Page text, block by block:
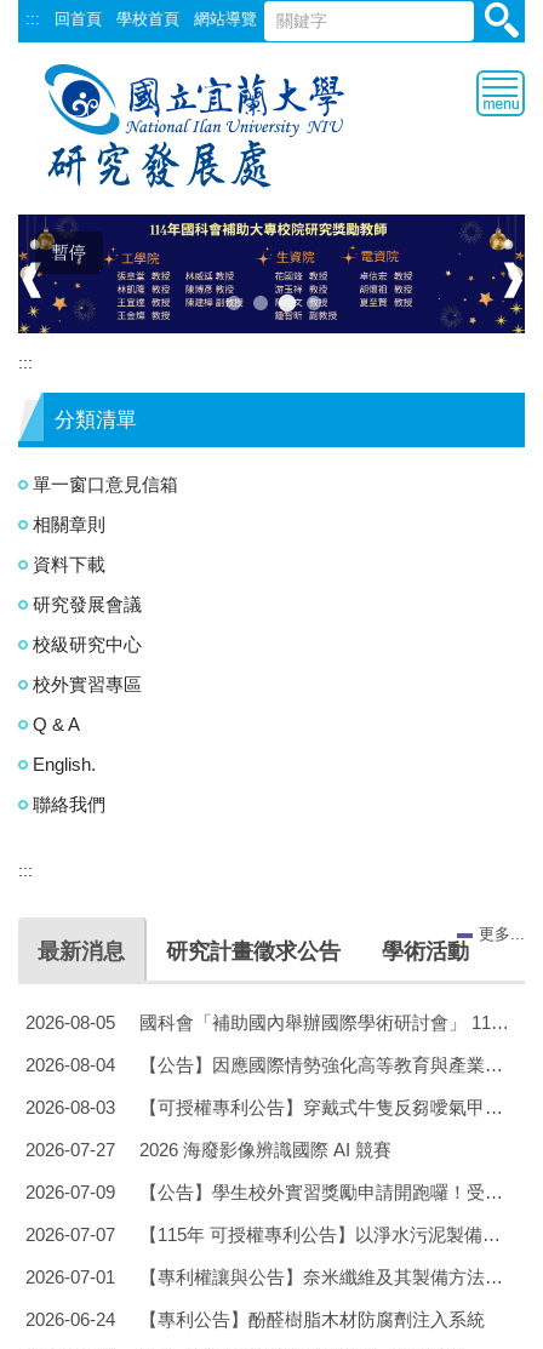
跳
到
::: 回首頁 學校首頁 網站導覽
暫停
❰ ❱
:::
分類清單
單一窗口意見信箱
相關章則
資料下載
研究發展會議
校級研究中心
校外實習專區
Q & A
English.
聯絡我們
:::
最新消息 研究計畫徵求公告 學術活動
2026-08-05 國科會「補助國內舉辦國際學術研討會」 115年第二期申請案，自115年9月1日至9月30日開放線上申請
2026-08-04 【公告】因應國際情勢強化高等教育與產業合作共培人才計畫作業要點
2026-08-03 【可授權專利公告】穿戴式牛隻反芻噯氣甲烷檢測裝置
2026-07-27 2026 海廢影像辨識國際 AI 競賽
2026-07-09 【公告】學生校外實習獎勵申請開跑囉！受推薦者即可獲得獎勵金5,000元.
2026-07-07 【115年 可授權專利公告】以淨水污泥製備的環保觸媒及其於染料廢水COD去除之應用
2026-07-01 【專利權讓與公告】奈米纖維及其製備方法與用途（109102427）、腳踏開門裝置（110213552）、環保防火材料及其製造方法（109111135）……等7案
2026-06-24 【專利公告】酚醛樹脂木材防腐劑注入系統
更多...